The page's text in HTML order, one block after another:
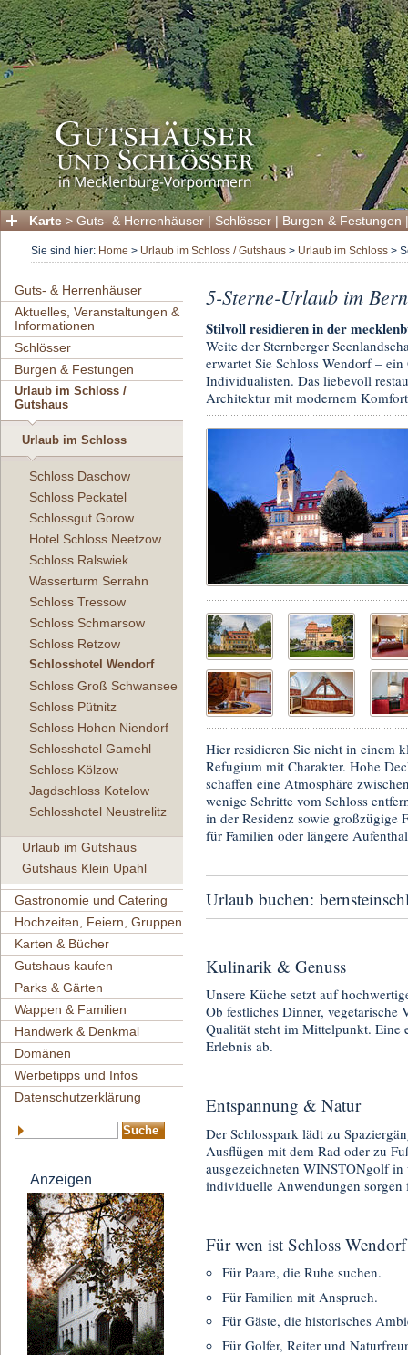
Karte > Guts- & Herrenhäuser | Schlösser | Burgen & Festungen
Sie sind hier: Home > Urlaub im Schloss / Gutshaus > Urlaub im Schloss >
Guts- & Herrenhäuser
Aktuelles, Veranstaltungen &
Informationen
Schlösser
Burgen & Festungen
Urlaub im Schloss /
Gutshaus
Urlaub im Schloss
Schloss Daschow
Schloss Peckatel
Schlossgut Gorow
Hotel Schloss Neetzow
Schloss Ralswiek
Wasserturm Serrahn
Schloss Tressow
Schloss Schmarsow
Schloss Retzow
Schlosshotel Wendorf
Schloss Groß Schwansee
Schloss Pütnitz
Schloss Hohen Niendorf
Schlosshotel Gamehl
Schloss Kölzow
Jagdschloss Kotelow
Schlosshotel Neustrelitz
Urlaub im Gutshaus
Gutshaus Klein Upahl
Gastronomie und Catering
Hochzeiten, Feiern, Gruppen
Karten & Bücher
Gutshaus kaufen
Parks & Gärten
Wappen & Familien
Handwerk & Denkmal
Domänen
Werbetipps und Infos
Datenschutzerklärung
Anzeigen
5-Sterne-Urlaub im
Stilvoll residieren in der
Weite der Sternberger
erwartet Sie Schloss Wendorf –
Individualisten. Das liebevoll
Architektur mit modernem
Hier residieren Sie nicht in einem
Refugium mit Charakter. Hohe
schaffen eine Atmosphäre
wenige Schritte vom Schloss
in der Residenz sowie großzügige
für Familien oder längere
Urlaub buchen:
Kulinarik & Genuss
Unsere Küche setzt auf
Ob festliches Dinner,
Qualität steht im Mittelpunkt. Eine
Erlebnis ab.
Entspannung & Natur
Der Schlosspark lädt zu
Ausflügen mit dem Rad oder zu
ausgezeichneten WINSTONgolf
individuelle Anwendungen
Für wen ist Schloss
Für Paare, die Ruhe suchen.
Für Familien mit Anspruch.
Für Gäste, die historisches
Für Golfer, Reiter und